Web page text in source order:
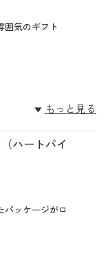
囲気のギフト
もっと見る
ハートパイ
パッケージがロ